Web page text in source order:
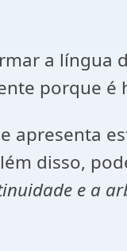
a língua
porque é
apresenta
disso,
e a